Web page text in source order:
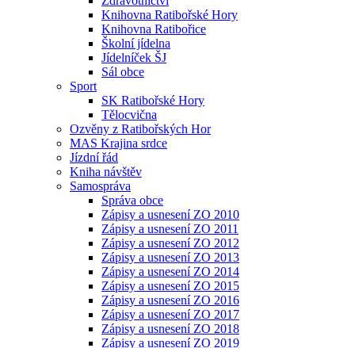
Knihovna Ratibořské Hory
Knihovna Ratibořice
Školní jídelna
Jídelníček ŠJ
Sál obce
Sport
SK Ratibořské Hory
Tělocvična
Ozvěny z Ratibořských Hor
MAS Krajina srdce
Jízdní řád
Kniha návštěv
Samospráva
Správa obce
Zápisy a usnesení ZO 2010
Zápisy a usnesení ZO 2011
Zápisy a usnesení ZO 2012
Zápisy a usnesení ZO 2013
Zápisy a usnesení ZO 2014
Zápisy a usnesení ZO 2015
Zápisy a usnesení ZO 2016
Zápisy a usnesení ZO 2017
Zápisy a usnesení ZO 2018
Zápisy a usnesení ZO 2019